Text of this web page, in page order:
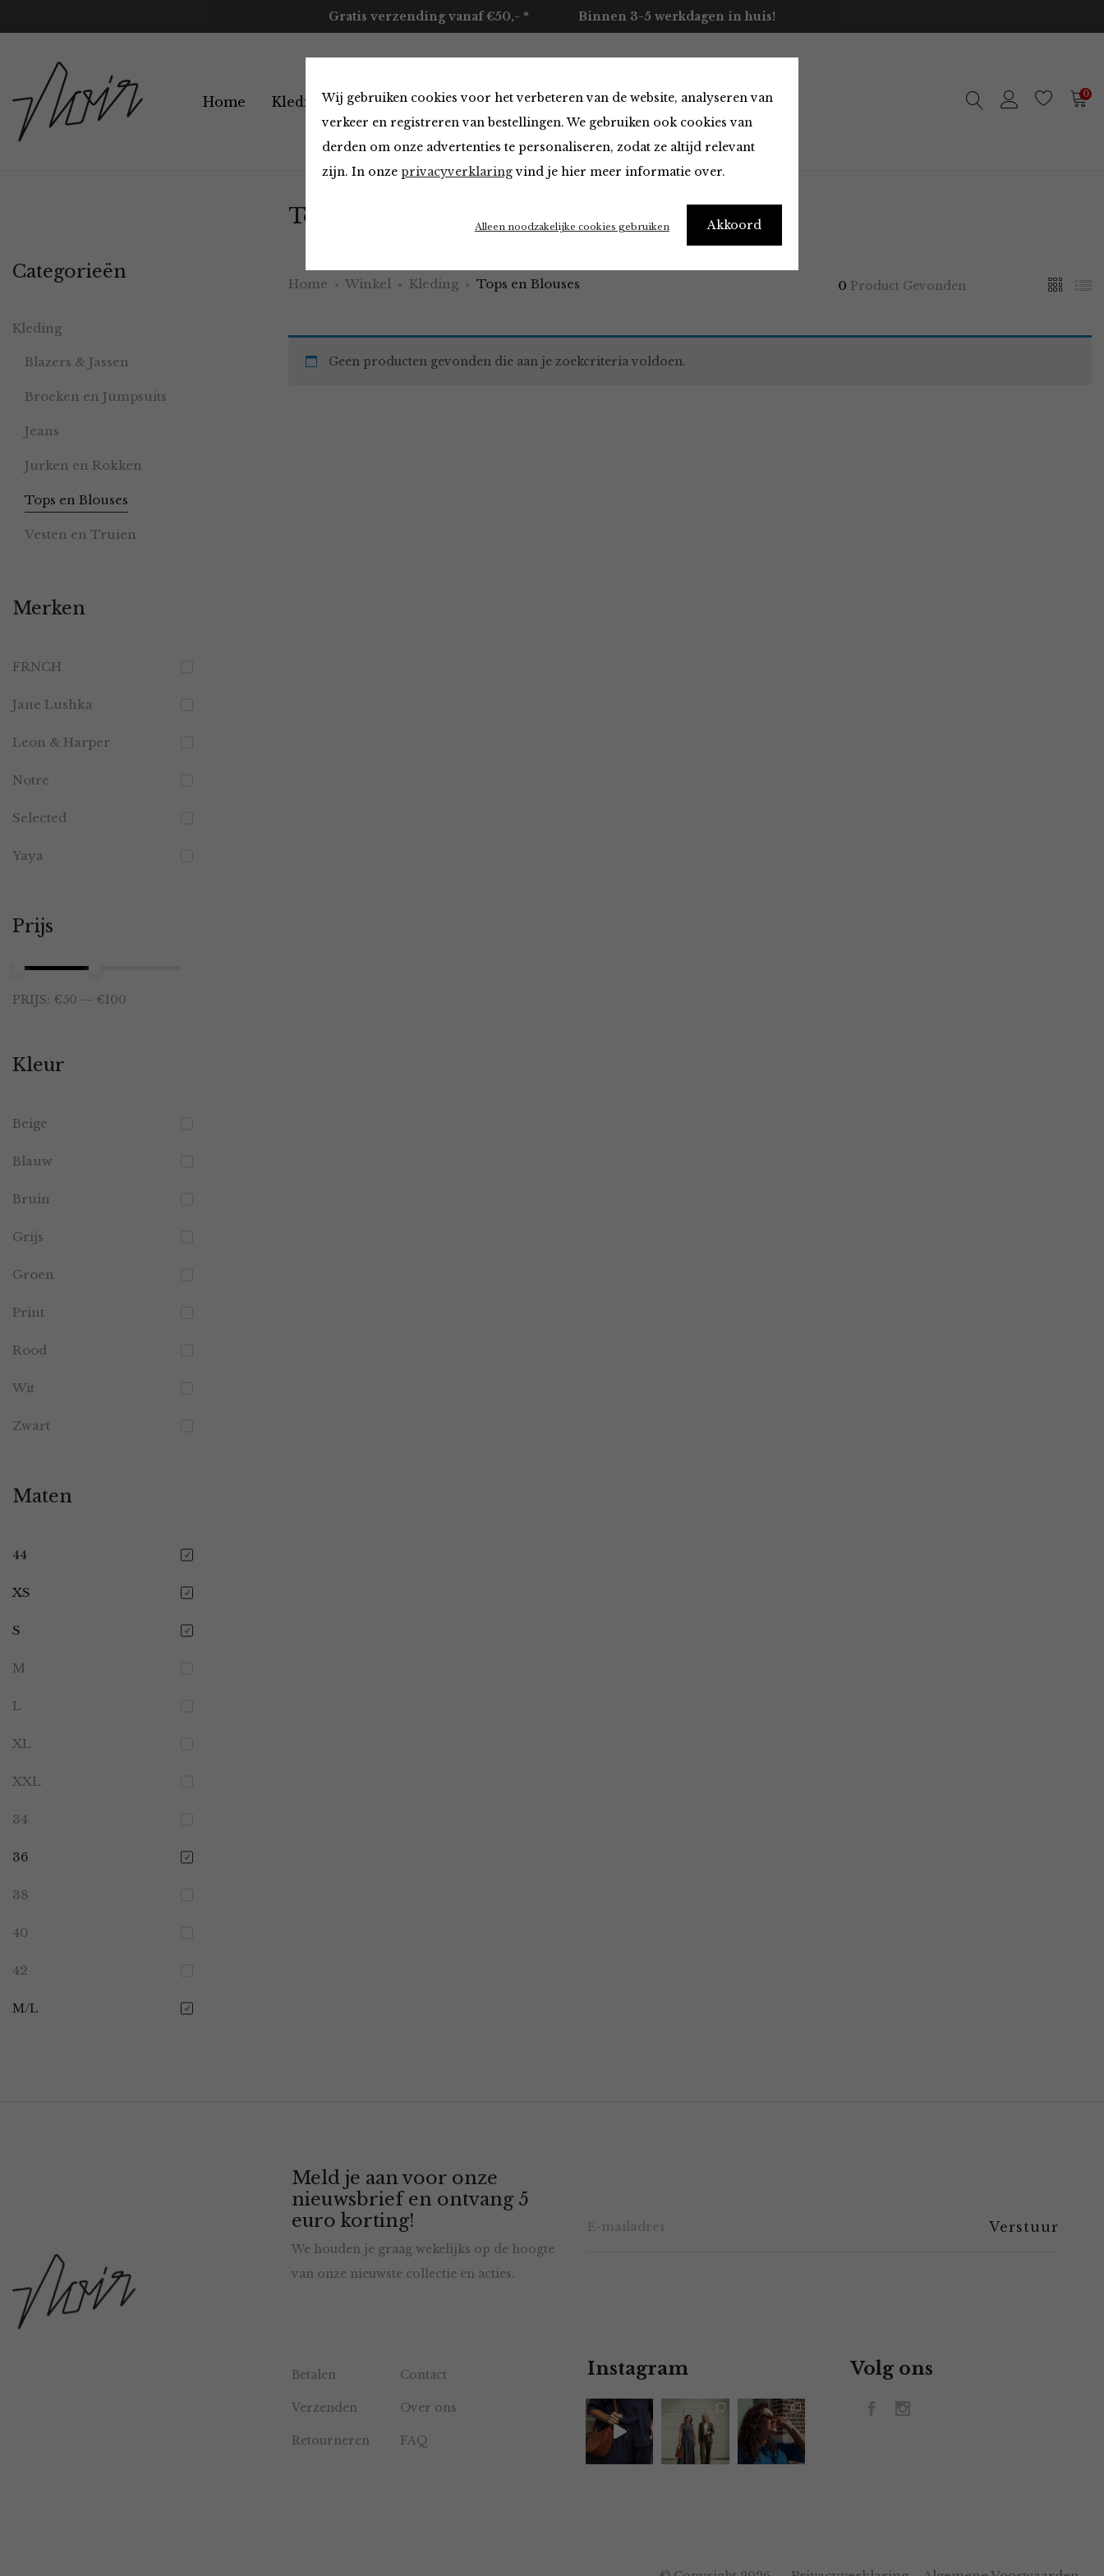
Wij gebruiken cookies voor het verbeteren van de website, analyseren van
verkeer en registreren van bestellingen. We gebruiken ook cookies van
derden om onze advertenties te personaliseren, zodat ze altijd relevant
zijn. In onze privacyverklaringvind je hier meer informatie over.
Akkoord
Alleen noodzakelijke cookies gebruiken
Gratis verzending vanaf €50,- * Binnen 3-5 werkdagen in huis!
Home Kleding Accessoires Merken Over ons Contact 0
Tops en Blouses
Home Winkel Kleding Tops en Blouses 0 Product Gevonden
Geen producten gevonden die aan je zoekcriteria voldoen.
Categorieën
Kleding
Blazers & Jassen
Broeken en Jumpsuits
Jeans
Jurken en Rokken
Tops en Blouses
Vesten en Truien
Merken
FRNCH
Jane Lushka
Leon & Harper
Notre
Selected
Yaya
Prijs
PRIJS: €50 — €100
Kleur
Beige
Blauw
Bruin
Grijs
Groen
Print
Rood
Wit
Zwart
Maten
44
XS
S
M
L
XL
XXL
34
36
38
40
42
M/L
Meld je aan voor onze
nieuwsbrief en ontvang 5
euro korting!
We houden je graag wekelijks op de hoogte
van onze nieuwste collectie en acties.
Betalen Contact
Verzenden Over ons
Retourneren FAQ
Instagram Volg ons